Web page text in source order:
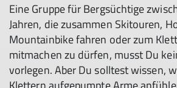
Eine Gruppe für Bergsüchtige
Jahren, die zusammen Skitouren,
Mountainbike fahren oder zum
mitmachen zu dürfen, musst Du
vorlegen. Aber Du solltest wissen,